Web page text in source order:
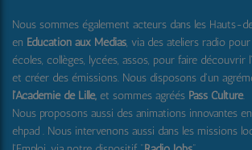
Nous sommes également acteurs dans les Hauts-
en Education aux Médias, via des ateliers radio
écoles, collèges, lycées, assos, pour faire découvrir
et créer des émissions. Nous disposons d'un
l'Académie de Lille, et sommes agréés Pass Culture.
Nous proposons aussi des animations innovantes
ehpad . Nous intervenons aussi dans les missions